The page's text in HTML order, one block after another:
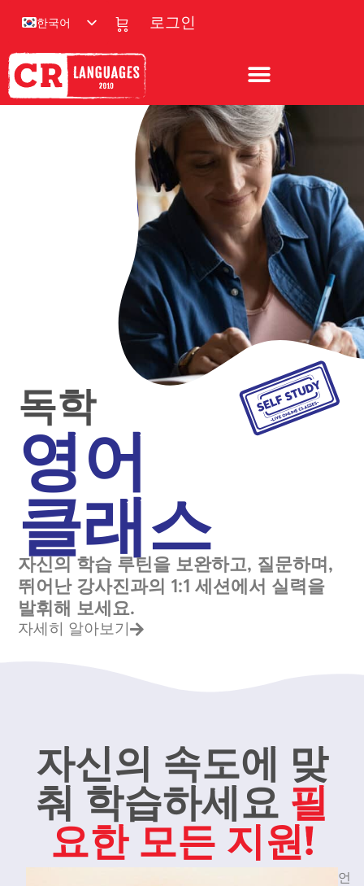
로그인
한국어
독학
영어
클래스
자신의 학습 루틴을 보완하고, 질문하며,
뛰어난 강사진과의 1:1 세션에서 실력을
발휘해 보세요.
자세히 알아보기
자신의 속도에 맞
춰 학습하세요 필
요한 모든 지원!
언